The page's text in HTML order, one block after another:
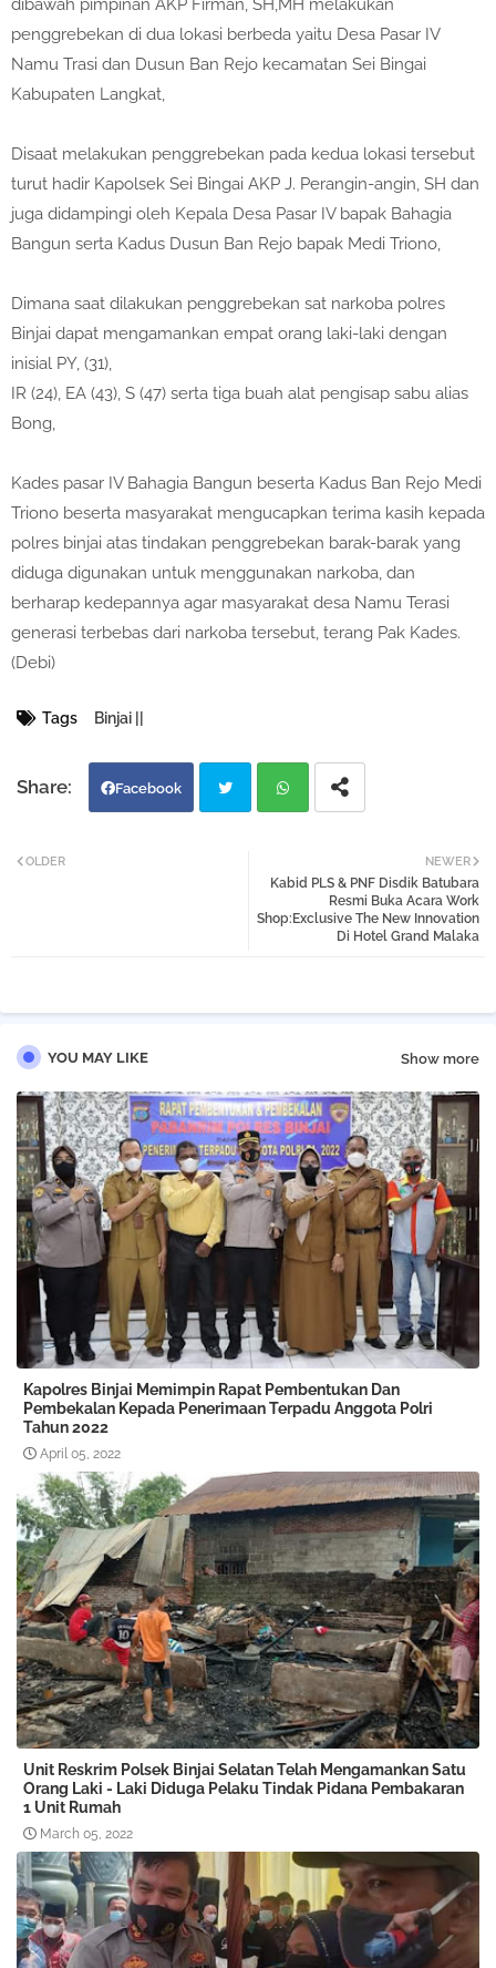
dibawah pimpinan AKP Firman, SH,MH melakukan
penggrebekan di dua lokasi berbeda yaitu Desa Pasar IV
Namu Trasi dan Dusun Ban Rejo kecamatan Sei Bingai
Kabupaten Langkat,
Disaat melakukan penggrebekan pada kedua lokasi tersebut
turut hadir Kapolsek Sei Bingai AKP J. Perangin-angin, SH dan
juga didampingi oleh Kepala Desa Pasar IV bapak Bahagia
Bangun serta Kadus Dusun Ban Rejo bapak Medi Triono,
Dimana saat dilakukan penggrebekan sat narkoba polres
Binjai dapat mengamankan empat orang laki-laki dengan
inisial PY, (31),
IR (24), EA (43), S (47) serta tiga buah alat pengisap sabu alias
Bong,
Kades pasar IV Bahagia Bangun beserta Kadus Ban Rejo Medi
Triono beserta masyarakat mengucapkan terima kasih kepada
polres binjai atas tindakan penggrebekan barak-barak yang
diduga digunakan untuk menggunakan narkoba, dan
berharap kedepannya agar masyarakat desa Namu Terasi
generasi terbebas dari narkoba tersebut, terang Pak Kades.
(Debi)
Tags Binjai ||
Facebook
atsa
NEWER
Kabid PLS & PNF Disdik Batubara
Resmi Buka Acara Work
Shop:Exclusive The New Innovation
Di Hotel Grand Malaka
OLDER
YOU MAY LIKE Show more
Kapolres Binjai Memimpin Rapat Pembentukan Dan
Pembekalan Kepada Penerimaan Terpadu Anggota Polri
Tahun 2022
April 05, 2022
Unit Reskrim Polsek Binjai Selatan Telah Mengamankan Satu
Orang Laki - Laki Diduga Pelaku Tindak Pidana Pembakaran
1 Unit Rumah
March 05, 2022